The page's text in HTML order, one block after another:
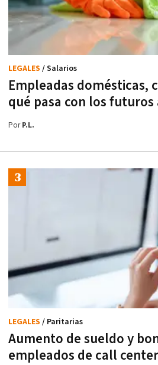
Empleadas domésticas,
qué pasa con los
LEGALES / Salarios
PorP.L.
Aumento de sueldo y
empleados de call
LEGALES / Paritarias